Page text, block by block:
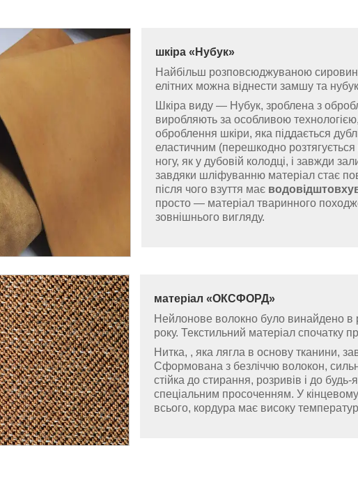
шкіра « Нубук»
Найбільш розповсюджуваною
елітних можна віднести замшу та
Шкіра виду — Нубук, зроблена з
виробляють за особливою
оброблення шкіри, яка піддається
еластичним (перешкодно
ногу, як у дубовій колодці, і завжди
завдяки шліфуванню матеріал стає
після чого взуття має
просто — матеріал тваринного
зовнішнього вигляду.
матеріал «ОКСФОРД»
Нейлонове волокно було винайдено в
року. Текстильний матеріал спочатку
Нитка, , яка лягла в основу тканини,
Сформована з безліччю волокон,
стійка до стирання, розривів і до
спеціальним просоченням. У
всього, кордура має високу